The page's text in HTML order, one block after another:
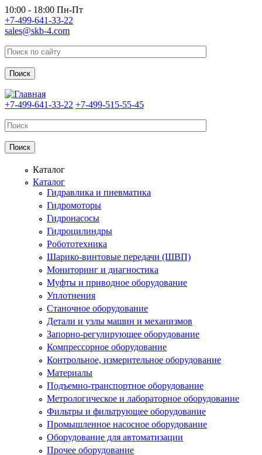
Перейти к основному содержанию
10:00 - 18:00 Пн-Пт
+7-499-641-33-22
sales@skb-4.com
+7-499-641-33-22 +7-499-515-55-45
Каталог
Каталог
Гидравлика и пневматика
Гидромоторы
Гидронасосы
Гидроцилиндры
Робототехника
Шарико-винтовые передачи (ШВП)
Мониторинг и диагностика
Муфты и приводное оборудование
Уплотнения
Станочное оборудование
Детали и узлы машин и механизмов
Запорно-регулирующее оборудование
Компрессорное оборудование
Контрольное, измерительное оборудование
Материалы
Подъемно-транспортное оборудование
Метрологическое и лабораторное оборудование
Фильтры и фильтрующее оборудование
Промышленное насосное оборудование
Оборудование для автоматизации
Прочее оборудование